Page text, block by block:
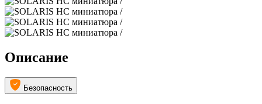
Описание
Безопасность